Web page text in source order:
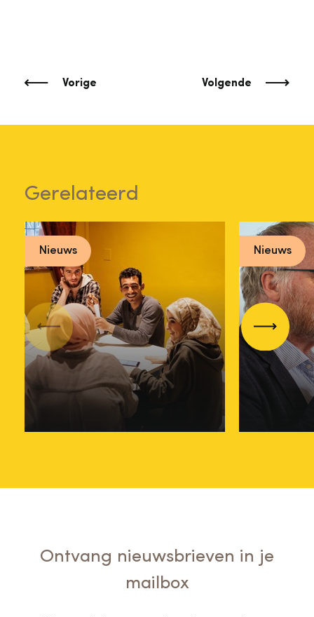
Vorige Volgende
Gerelateerd
Waarom het
taalproject Sprekend
Erfgoed zo'n succes is
Nieuws
over
van
05
Nieuws
Vorige
Ontvang nieuwsbrieven in je
mailbox